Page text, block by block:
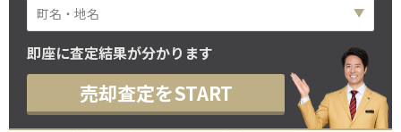
即座に査定結果が分かります
売却査定をSTART